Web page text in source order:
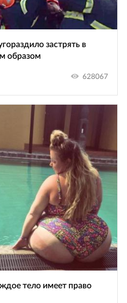
застрять в
образом
628067
тело имеет право